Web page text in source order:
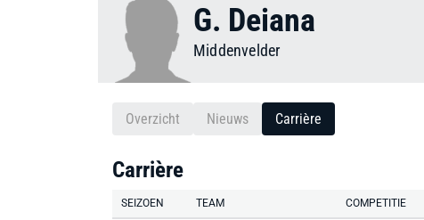
G. Deiana
Middenvelder
Overzicht Nieuws Carrière
Carrière
SEIZOEN TEAM COMPETITIE